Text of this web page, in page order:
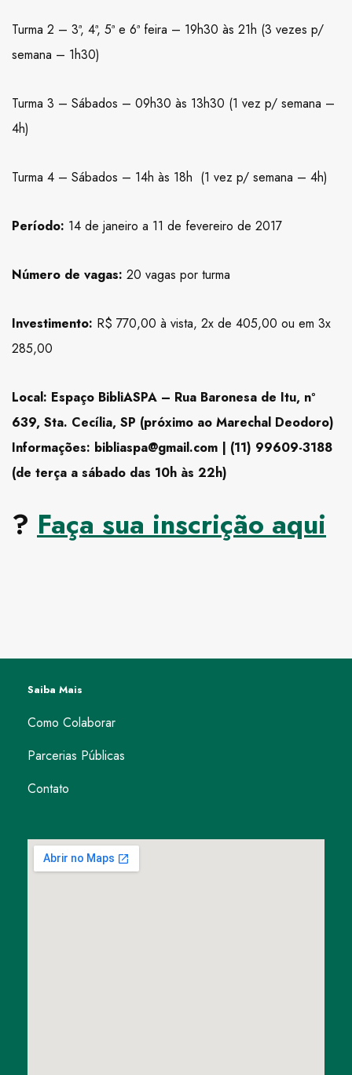
Turma 2 – 3ª, 4ª, 5ª e 6ª feira – 19h30 às 21h (3 vezes p/
semana – 1h30)
Turma 3 – Sábados – 09h30 às 13h30 (1 vez p/ semana –
4h)
Turma 4 – Sábados – 14h às 18h (1 vez p/ semana – 4h)
Período: 14 de janeiro a 11 de fevereiro de 2017
Número de vagas: 20 vagas por turma
Investimento: R$ 770,00 à vista, 2x de 405,00 ou em 3x
285,00
Local: Espaço BibliASPA – Rua Baronesa de Itu, nº
639, Sta. Cecília, SP (próximo ao Marechal Deodoro)
Informações: bibliaspa@gmail.com | (11) 99609-3188
(de terça a sábado das 10h às 22h)
? Faça sua inscrição aqui
Saiba Mais
Como Colaborar
Parcerias Públicas
Contato